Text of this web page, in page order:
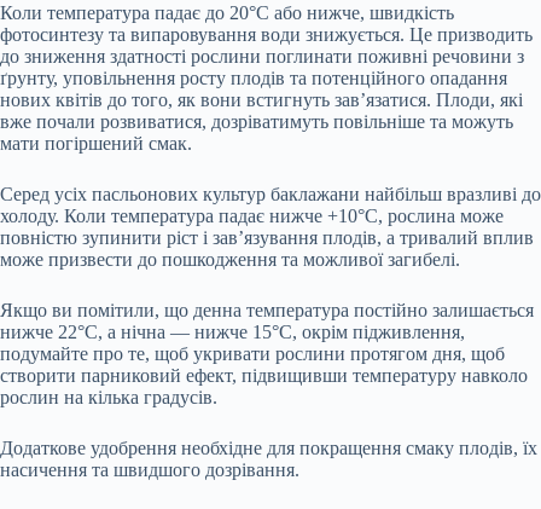
Коли температура падає до 20°C або нижче, швидкість
фотосинтезу та випаровування води знижується. Це призводить
до зниження здатності рослини поглинати поживні речовини з
ґрунту, уповільнення росту плодів та потенційного опадання
нових квітів до того, як вони встигнуть зав’язатися. Плоди, які
вже почали розвиватися, дозріватимуть повільніше та можуть
мати погіршений смак.
Серед усіх пасльонових культур баклажани найбільш вразливі до
холоду. Коли температура падає нижче +10°C, рослина може
повністю зупинити ріст і зав’язування плодів, а тривалий вплив
може призвести до пошкодження та можливої загибелі.
Якщо ви помітили, що денна температура постійно залишається
нижче 22°C, а нічна — нижче 15°C, окрім підживлення,
подумайте про те, щоб укривати рослини протягом дня, щоб
створити парниковий ефект, підвищивши температуру навколо
рослин на кілька градусів.
Додаткове удобрення необхідне для покращення смаку плодів, їх
насичення та швидшого дозрівання.